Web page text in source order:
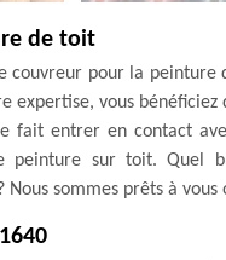
de toit
couvreur pour la peinture
expertise, vous
fait entrer en contact
peinture sur toit. Quel
sommes prêts à vous